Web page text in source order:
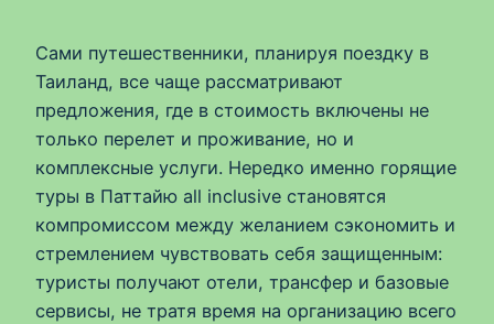
Сами путешественники, планируя поездку в
Таиланд, все чаще рассматривают
предложения, где в стоимость включены не
только перелет и проживание, но и
комплексные услуги. Нередко именно горящие
туры в Паттайю all inclusive становятся
компромиссом между желанием сэкономить и
стремлением чувствовать себя защищенным:
туристы получают отели, трансфер и базовые
сервисы, не тратя время на организацию всего